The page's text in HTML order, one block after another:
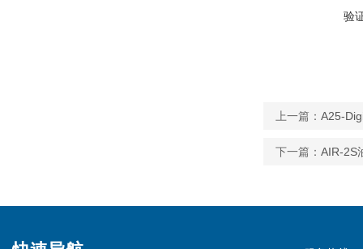
验
上一篇： A25-
下一篇： AIR-2S